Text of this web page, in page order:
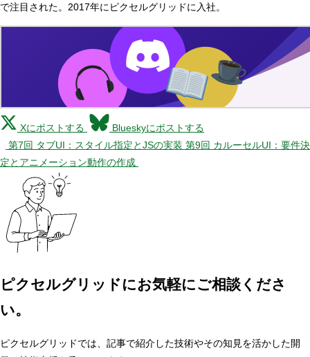
で注目された。2017年にピクセルグリッドに入社。
Xにポストする
Blueskyにポストする
第7回 タブUI：スタイル指定とJSの実装 第9回 カルーセルUI：要件決
定とアニメーション動作の作成
ピクセルグリッドにお気軽にご相談くださ
い。
ピクセルグリッドでは、記事で紹介した技術やその知見を活かした開